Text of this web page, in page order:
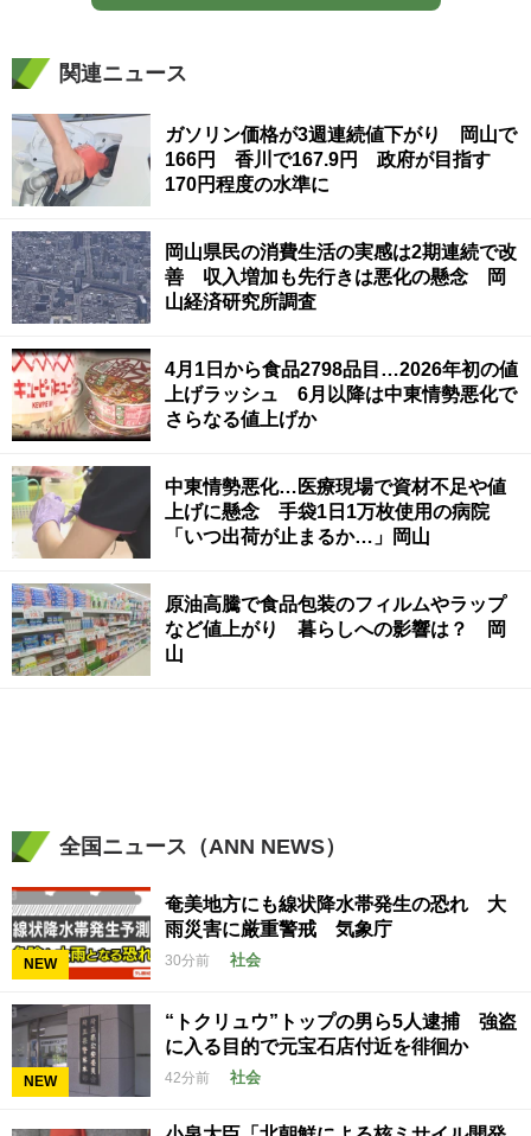
関連ニュース
ガソリン価格が3週連続値下がり 岡山で
166円 香川で167.9円 政府が目指す
170円程度の水準に
岡山県民の消費生活の実感は2期連続で改
善 収入増加も先行きは悪化の懸念 岡
山経済研究所調査
4月1日から食品2798品目…2026年初の値
上げラッシュ 6月以降は中東情勢悪化で
さらなる値上げか
中東情勢悪化…医療現場で資材不足や値
上げに懸念 手袋1日1万枚使用の病院
「いつ出荷が止まるか…」岡山
原油高騰で食品包装のフィルムやラップ
など値上がり 暮らしへの影響は？ 岡
山
全国ニュース（ANN NEWS）
NEW
奄美地方にも線状降水帯発生の恐れ 大
雨災害に厳重警戒 気象庁
30分前 社会
NEW
“トクリュウ”トップの男ら5人逮捕 強盗
に入る目的で元宝石店付近を徘徊か
42分前 社会